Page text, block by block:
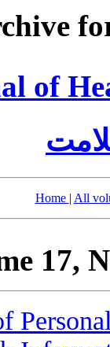
of
Home | All
17,